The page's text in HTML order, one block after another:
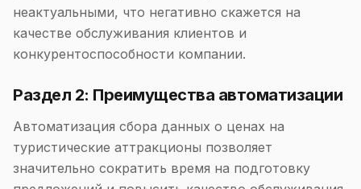
неактуальными, что негативно скажется на
качестве обслуживания клиентов и
конкурентоспособности компании.
Раздел 2: Преимущества автоматизации
Автоматизация сбора данных о ценах на
туристические аттракционы позволяет
значительно сократить время на подготовку